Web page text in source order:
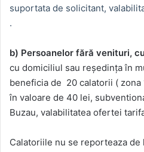
suportata de solicitant,
.
b) Persoanelor fără venituri,
cu domiciliul sau reședința în
beneficia de 20 calatorii (
în valoare de 40 lei,
Buzau, valabilitatea ofertei
Calatoriile nu se reporteaza de